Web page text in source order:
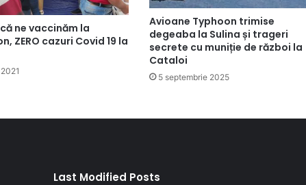
ne vaccinăm la
ZERO cazuri Covid 19 la
Avioane Typhoon trimise
degeaba la Sulina și trageri
secrete cu muniție de război la
Cataloi
5 septembrie 2025
Last Modified Posts